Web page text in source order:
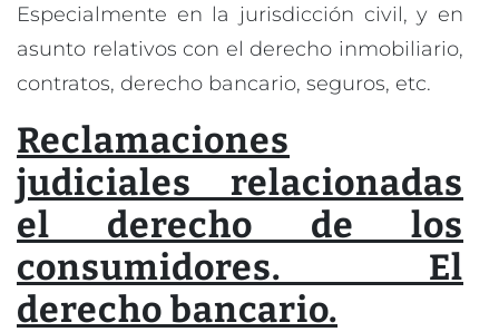
Especialmente en la jurisdicción civil, y en
asunto relativos con el derecho inmobiliario,
contratos, derecho bancario, seguros, etc.
Reclamaciones
judiciales relacionadas
el derecho de los
consumidores. El
derecho bancario.